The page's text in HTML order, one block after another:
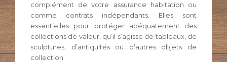
complément de votre assurance habitation ou
comme contrats indépendants. Elles sont
essentielles pour protéger adéquatement des
collections de valeur, qu’il s’agisse de tableaux, de
sculptures, d’antiquités ou d’autres objets de
collection.